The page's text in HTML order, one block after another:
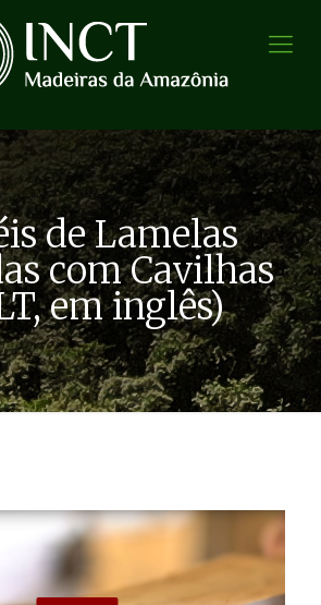
de Lamelas
com Cavilhas
em inglês)